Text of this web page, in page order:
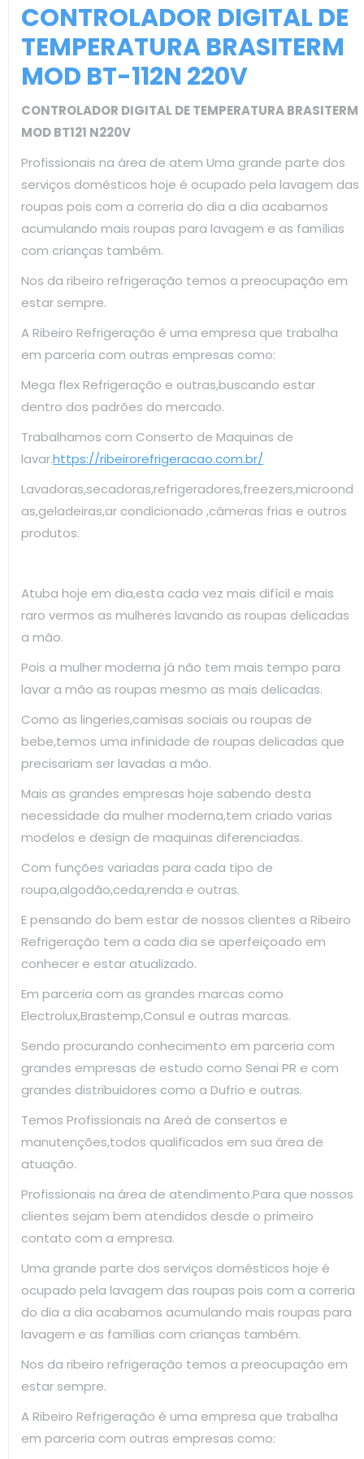
CONTROLADOR DIGITAL DE
TEMPERATURA BRASITERM
MOD BT-112N 220V
CONTROLADOR DIGITAL DE TEMPERATURA BRASITERM
MOD BT121 N220V
Profissionais na área de atem Uma grande parte dos
serviços domésticos hoje é ocupado pela lavagem das
roupas pois com a correria do dia a dia acabamos
acumulando mais roupas para lavagem e as famílias
com crianças também.
Nos da ribeiro refrigeração temos a preocupação em
estar sempre.
A Ribeiro Refrigeração é uma empresa que trabalha
em parceria com outras empresas como:
Mega flex Refrigeração e outras,buscando estar
dentro dos padrões do mercado.
Trabalhamos com Conserto de Maquinas de
lavar.https://ribeirorefrigeracao.com.br/
Lavadoras,secadoras,refrigeradores,freezers,microond
as,geladeiras,ar condicionado ,câmeras frias e outros
produtos.
Atuba hoje em dia,esta cada vez mais difícil e mais
raro vermos as mulheres lavando as roupas delicadas
a mão.
Pois a mulher moderna já não tem mais tempo para
lavar a mão as roupas mesmo as mais delicadas.
Como as lingeries,camisas sociais ou roupas de
bebe,temos uma infinidade de roupas delicadas que
precisariam ser lavadas a mão.
Mais as grandes empresas hoje sabendo desta
necessidade da mulher moderna,tem criado varias
modelos e design de maquinas diferenciadas.
Com funções variadas para cada tipo de
roupa,algodão,ceda,renda e outras.
E pensando do bem estar de nossos clientes a Ribeiro
Refrigeração tem a cada dia se aperfeiçoado em
conhecer e estar atualizado.
Em parceria com as grandes marcas como
Electrolux,Brastemp,Consul e outras marcas.
Sendo procurando conhecimento em parceria com
grandes empresas de estudo como Senai PR e com
grandes distribuidores como a Dufrio e outras.
Temos Profissionais na Areá de consertos e
manutenções,todos qualificados em sua área de
atuação.
Profissionais na área de atendimento.Para que nossos
clientes sejam bem atendidos desde o primeiro
contato com a empresa.
Uma grande parte dos serviços domésticos hoje é
ocupado pela lavagem das roupas pois com a correria
do dia a dia acabamos acumulando mais roupas para
lavagem e as famílias com crianças também.
Nos da ribeiro refrigeração temos a preocupação em
estar sempre.
A Ribeiro Refrigeração é uma empresa que trabalha
em parceria com outras empresas como: